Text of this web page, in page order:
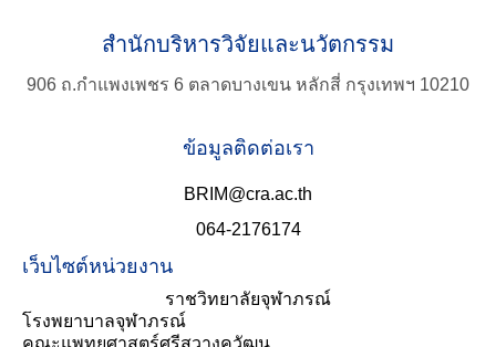
สำนักบริหารวิจัยและนวัตกรรม
906 ถ.กำแพงเพชร 6 ตลาดบางเขน หลักสี่ กรุงเทพฯ 10210
ข้อมูลติดต่อเรา
BRIM@cra.ac.th
064-2176174
เว็บไซต์หน่วยงาน
ราชวิทยาลัยจุฬาภรณ์
โรงพยาบาลจุฬาภรณ์
คณะแพทยศาสตร์ศรีสวางควัฒน